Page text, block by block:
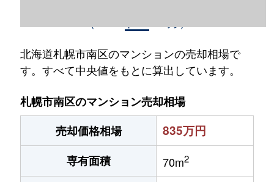
北海道札幌市南区のマンションの売却相場で
す。すべて中央値をもとに算出しています。
札幌市南区のマンション売却相場
売却価格相場
835万円
専有面積 70m2